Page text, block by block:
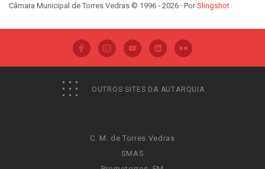
Câmara Municipal de Torres Vedras © 1996 - 2026 · PorSlingshot
OUTROS SITES DA AUTARQUIA
C. M. de Torres Vedras
SMAS